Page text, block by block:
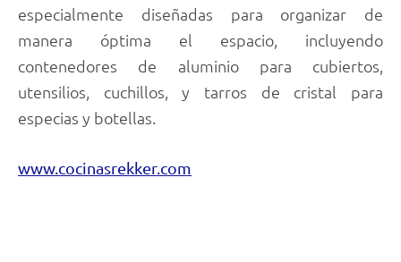
especialmente diseñadas para organizar de
manera óptima el espacio, incluyendo
contenedores de aluminio para cubiertos,
utensilios, cuchillos, y tarros de cristal para
especias y botellas.
www.cocinasrekker.com